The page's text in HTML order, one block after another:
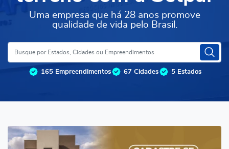
Uma empresa que há 28 anos promove
qualidade de vida pelo Brasil.
165 Empreendimentos 67 Cidades 5 Estados